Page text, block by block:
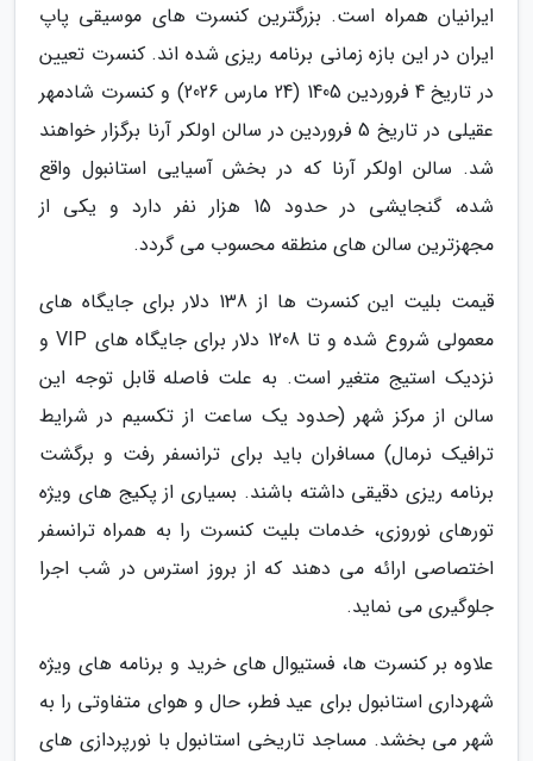
ایرانیان همراه است. بزرگترین کنسرت های موسیقی پاپ
ایران در این بازه زمانی برنامه ریزی شده اند. کنسرت تعیین
در تاریخ 4 فروردین 1405 (24 مارس 2026) و کنسرت شادمهر
عقیلی در تاریخ 5 فروردین در سالن اولکر آرنا برگزار خواهند
شد. سالن اولکر آرنا که در بخش آسیایی استانبول واقع
شده، گنجایشی در حدود 15 هزار نفر دارد و یکی از
مجهزترین سالن های منطقه محسوب می گردد.
قیمت بلیت این کنسرت ها از 138 دلار برای جایگاه های
معمولی شروع شده و تا 1208 دلار برای جایگاه های VIP و
نزدیک استیج متغیر است. به علت فاصله قابل توجه این
سالن از مرکز شهر (حدود یک ساعت از تکسیم در شرایط
ترافیک نرمال) مسافران باید برای ترانسفر رفت و برگشت
برنامه ریزی دقیقی داشته باشند. بسیاری از پکیج های ویژه
تورهای نوروزی، خدمات بلیت کنسرت را به همراه ترانسفر
اختصاصی ارائه می دهند که از بروز استرس در شب اجرا
جلوگیری می نماید.
علاوه بر کنسرت ها، فستیوال های خرید و برنامه های ویژه
شهرداری استانبول برای عید فطر، حال و هوای متفاوتی را به
شهر می بخشد. مساجد تاریخی استانبول با نورپردازی های